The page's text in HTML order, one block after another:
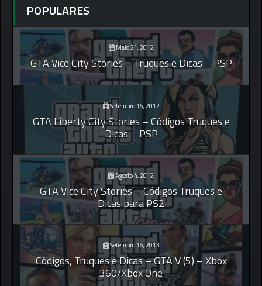
POPULARES
Maio 21, 2012
GTA Vice City Stories – Truques e Dicas – PSP
Setembro 16, 2012
GTA Liberty City Stories – Códigos Truques e
Dicas – PSP
Agosto 4, 2012
GTA Vice City Stories – Códigos Truques e
Dicas para PS2
Setembro 16, 2013
Códigos, Truques e Dicas – GTA V (5) – Xbox
360/Xbox One